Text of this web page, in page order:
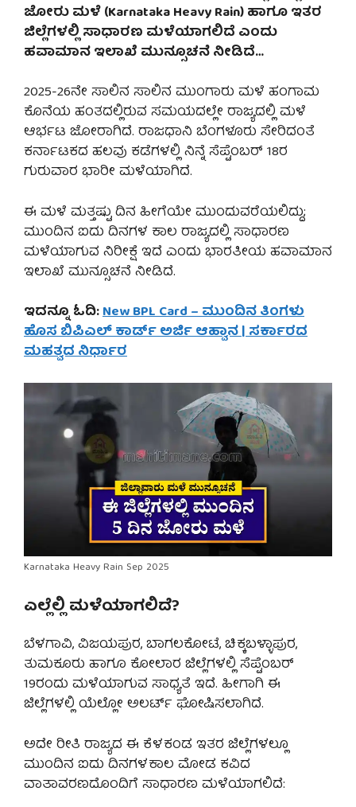
ಜೋರು ಮಳೆ (Karnataka Heavy Rain) ಹಾಗೂ ಇತರ
ಜಿಲ್ಲೆಗಳಲ್ಲಿ ಸಾಧಾರಣ ಮಳೆಯಾಗಲಿದೆ ಎಂದು
ಹವಾಮಾನ ಇಲಾಖೆ ಮುನ್ಸೂಚನೆ ನೀಡಿದೆ…
2025-26ನೇ ಸಾಲಿನ ಸಾಲಿನ ಮುಂಗಾರು ಮಳೆ ಹಂಗಾಮ
ಕೊನೆಯ ಹಂತದಲ್ಲಿರುವ ಸಮಯದಲ್ಲೇ ರಾಜ್ಯದಲ್ಲಿ ಮಳೆ
ಆರ್ಭಟ ಜೋರಾಗಿದೆ. ರಾಜಧಾನಿ ಬೆಂಗಳೂರು ಸೇರಿದಂತೆ
ಕರ್ನಾಟಕದ ಹಲವು ಕಡೆಗಳಲ್ಲಿ ನಿನ್ನೆ ಸೆಪ್ಟೆಂಬರ್ 18ರ
ಗುರುವಾರ ಭಾರೀ ಮಳೆಯಾಗಿದೆ.
ಈ ಮಳೆ ಮತ್ತಷ್ಟು ದಿನ ಹೀಗೆಯೇ ಮುಂದುವರೆಯಲಿದ್ದು;
ಮುಂದಿನ ಐದು ದಿನಗಳ ಕಾಲ ರಾಜ್ಯದಲ್ಲಿ ಸಾಧಾರಣ
ಮಳೆಯಾಗುವ ನಿರೀಕ್ಷೆ ಇದೆ ಎಂದು ಭಾರತೀಯ ಹವಾಮಾನ
ಇಲಾಖೆ ಮುನ್ಸೂಚನೆ ನೀಡಿದೆ.
ಇದನ್ನೂ ಓದಿ:New BPL Card – ಮುಂದಿನ ತಿಂಗಳು
ಹೊಸ ಬಿಪಿಎಲ್ ಕಾರ್ಡ್ ಅರ್ಜಿ ಆಹ್ವಾನ | ಸರ್ಕಾರದ
ಮಹತ್ವದ ನಿರ್ಧಾರ
Karnataka Heavy Rain Sep 2025
ಎಲ್ಲೆಲ್ಲಿ ಮಳೆಯಾಗಲಿದೆ?
ಬೆಳಗಾವಿ, ವಿಜಯಪುರ, ಬಾಗಲಕೋಟೆ, ಚಿಕ್ಕಬಳ್ಳಾಪುರ,
ತುಮಕೂರು ಹಾಗೂ ಕೋಲಾರ ಜಿಲ್ಲೆಗಳಲ್ಲಿ ಸೆಪ್ಟೆಂಬರ್
19ರಂದು ಮಳೆಯಾಗುವ ಸಾಧ್ಯತೆ ಇದೆ. ಹೀಗಾಗಿ ಈ
ಜಿಲ್ಲೆಗಳಲ್ಲಿ ಯೆಲ್ಲೋ ಅಲರ್ಟ್ ಘೋಷಿಸಲಾಗಿದೆ.
ಅದೇ ರೀತಿ ರಾಜ್ಯದ ಈ ಕೆಳಕಂಡ ಇತರ ಜಿಲ್ಲೆಗಳಲ್ಲೂ
ಮುಂದಿನ ಐದು ದಿನಗಳಕಾಲ ಮೋಡ ಕವಿದ
ವಾತಾವರಣದೊಂದಿಗೆ ಸಾಧಾರಣ ಮಳೆಯಾಗಲಿದೆ: